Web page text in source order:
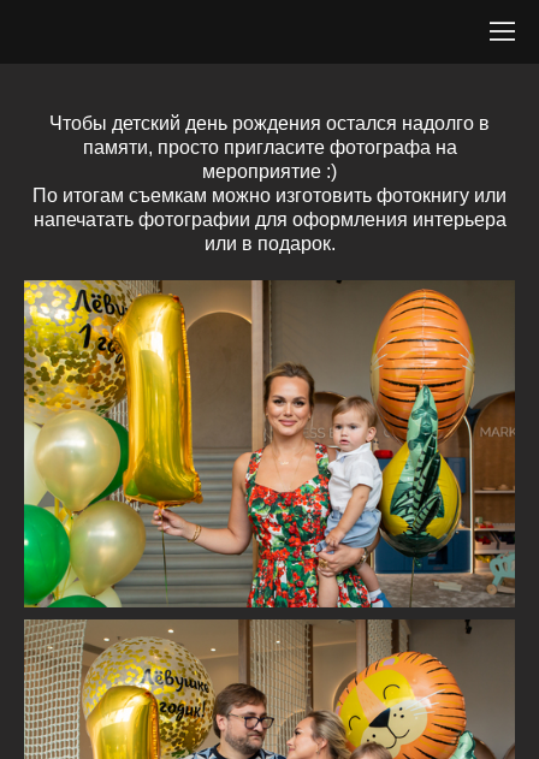
Чтобы детский день рождения остался надолго в
памяти, просто пригласите фотографа на
мероприятие :)
По итогам съемкам можно изготовить фотокнигу или
напечатать фотографии для оформления интерьера
или в подарок.